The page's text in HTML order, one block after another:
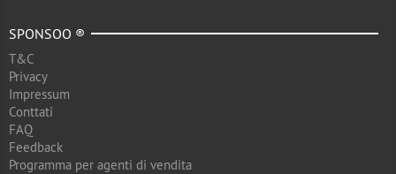
SPONSOO ®
T&C
Privacy
Impressum
Conttati
FAQ
Feedback
Programma per agenti di vendita